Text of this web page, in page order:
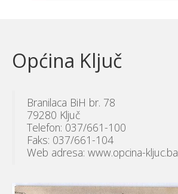
Općina Ključ
Branilaca BiH br. 78
79280 Ključ
Telefon: 037/661-100
Faks: 037/661-104
Web adresa: www.opcina-kljuc.ba